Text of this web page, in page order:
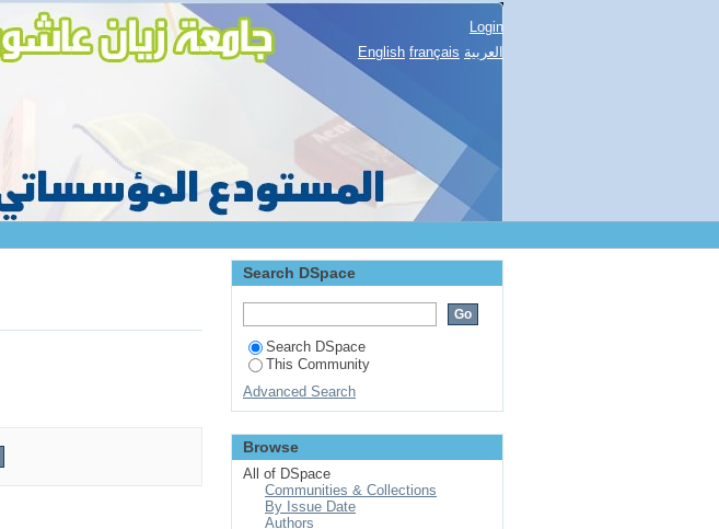
Login
English français العربية
Search DSpace
Search DSpace
This Community
Advanced Search
Browse
All of DSpace
Communities & Collections
By Issue Date
Authors